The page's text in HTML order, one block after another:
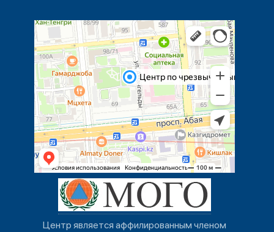
Центр является аффилированным членом